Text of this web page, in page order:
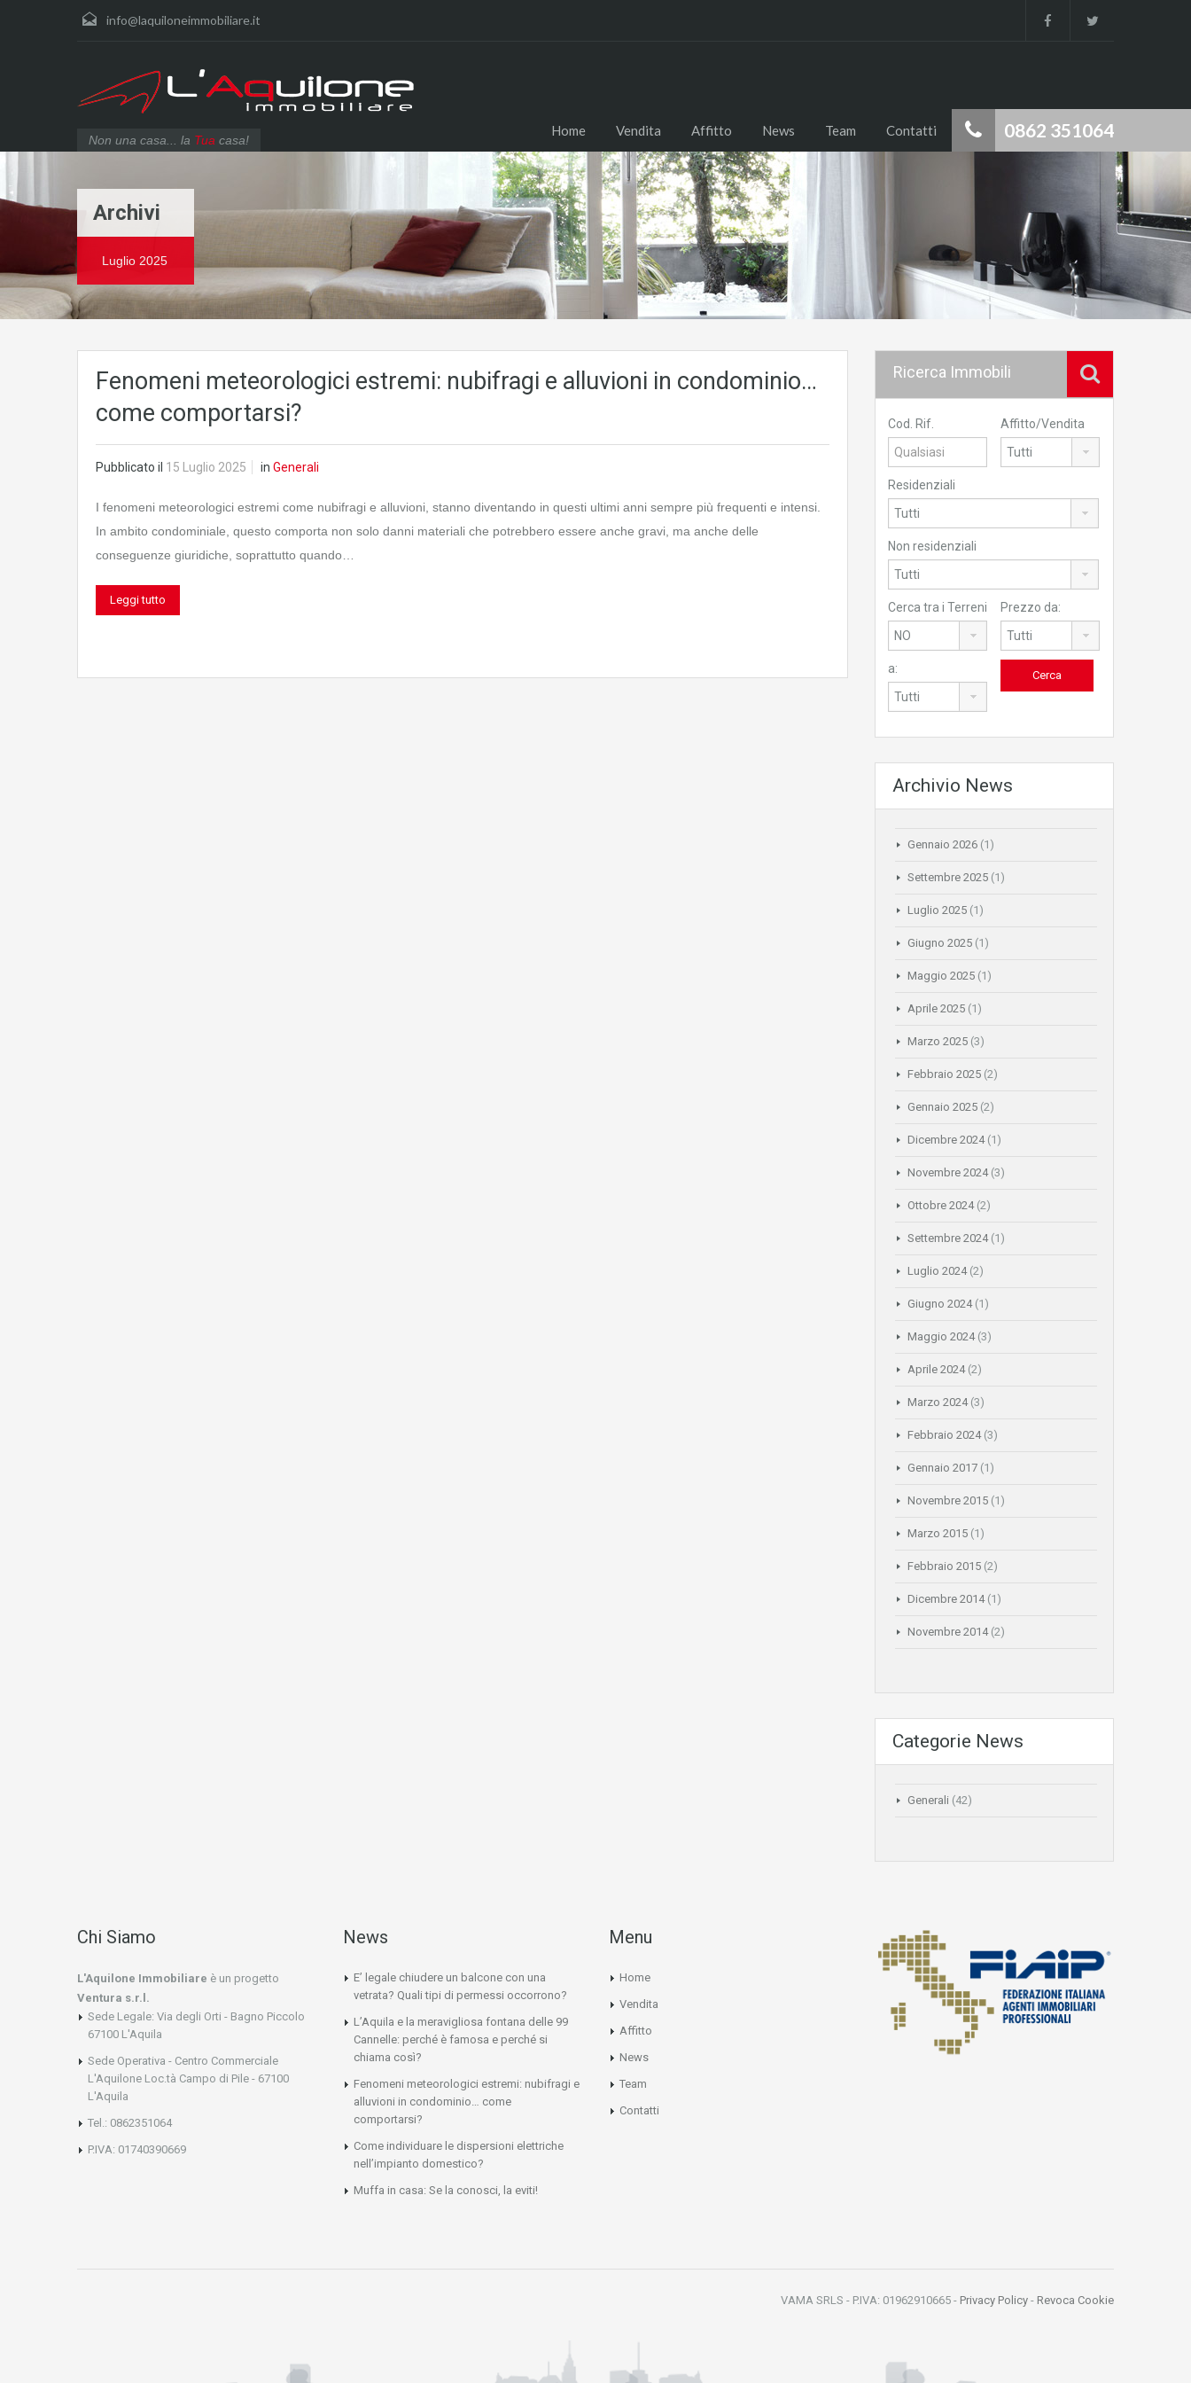
info@laquiloneimmobiliare.it
Non una casa... la Tua casa! 0862 351064
Home Vendita Affitto News Team Contatti
Archivi
Luglio 2025
Fenomeni meteorologici estremi: nubifragi e alluvioni in condominio…
come comportarsi?
Pubblicato il 15 Luglio 2025 in Generali
I fenomeni meteorologici estremi come nubifragi e alluvioni, stanno diventando in questi ultimi anni sempre più frequenti e intensi.
In ambito condominiale, questo comporta non solo danni materiali che potrebbero essere anche gravi, ma anche delle
conseguenze giuridiche, soprattutto quando…
Leggi tutto
Ricerca Immobili
Cod. Rif. Affitto/Vendita
Residenziali
Non residenziali
Cerca tra i Terreni Prezzo da:
a:
Archivio News
Gennaio 2026 (1)
Settembre 2025 (1)
Luglio 2025 (1)
Giugno 2025 (1)
Maggio 2025 (1)
Aprile 2025 (1)
Marzo 2025 (3)
Febbraio 2025 (2)
Gennaio 2025 (2)
Dicembre 2024(1)
Novembre 2024(3)
Ottobre 2024(2)
Settembre 2024(1)
Luglio 2024(2)
Giugno 2024(1)
Maggio 2024(3)
Aprile 2024(2)
Marzo 2024(3)
Febbraio 2024(3)
Gennaio 2017 (1)
Novembre 2015 (1)
Marzo 2015 (1)
Febbraio 2015 (2)
Dicembre 2014(1)
Novembre 2014(2)
Categorie News
Generali (42)
Chi Siamo
L'Aquilone Immobiliare è un progetto
Ventura s.r.l.
Sede Legale: Via degli Orti - Bagno Piccolo
67100 L'Aquila
Sede Operativa - Centro Commerciale
L'Aquilone Loc.tà Campo di Pile - 67100
L'Aquila
Tel.: 0862351064
P.IVA: 01740390669
News
E’ legale chiudere un balcone con una
vetrata? Quali tipi di permessi occorrono?
L’Aquila e la meravigliosa fontana delle 99
Cannelle: perché è famosa e perché si
chiama così?
Fenomeni meteorologici estremi: nubifragi e
alluvioni in condominio… come
comportarsi?
Come individuare le dispersioni elettriche
nell’impianto domestico?
Muffa in casa: Se la conosci, la eviti!
Menu
Home
Vendita
Affitto
News
Team
Contatti
VAMA SRLS - P.IVA: 01962910665 - Privacy Policy - Revoca Cookie